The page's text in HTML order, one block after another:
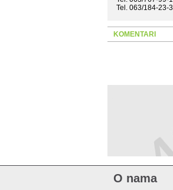
Tel. 063/184-23-
KOMENTARI
O nama